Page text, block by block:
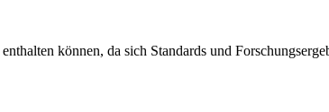
können, da sich Standards und